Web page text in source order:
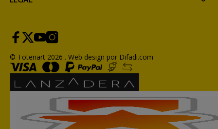
© Totenart 2026 . Web design por Difadi.com